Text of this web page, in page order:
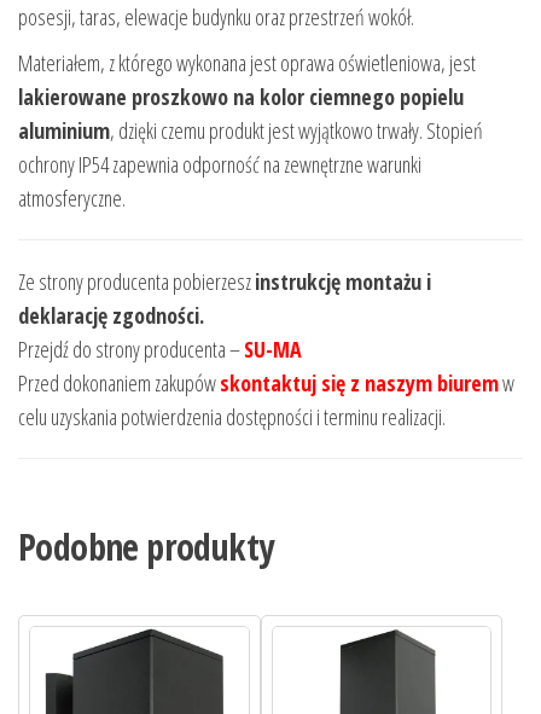
posesji, taras, elewacje budynku oraz przestrzeń wokół.
Materiałem, z którego wykonana jest oprawa oświetleniowa, jest
lakierowane proszkowo na kolor ciemnego popielu
aluminium, dzięki czemu produkt jest wyjątkowo trwały. Stopień
ochrony IP54 zapewnia odporność na zewnętrzne warunki
atmosferyczne.
Ze strony producenta pobierzeszinstrukcję montażu i
deklarację zgodności.
Przejdź do strony producenta –SU-MA
Przed dokonaniem zakupówskontaktuj się z naszym biuremw
celu uzyskania potwierdzenia dostępności i terminu realizacji.
Podobne produkty